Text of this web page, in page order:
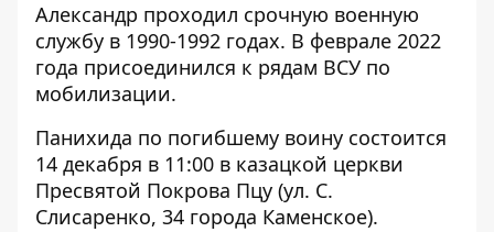
Александр проходил срочную военную
службу в 1990-1992 годах. В феврале 2022
года присоединился к рядам ВСУ по
мобилизации.
Панихида по погибшему воину состоится
14 декабря в 11:00 в казацкой церкви
Пресвятой Покрова Пцу (ул. С.
Слисаренко, 34 города Каменское).